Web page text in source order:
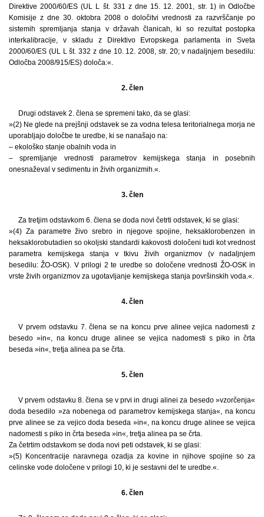
Direktive 2000/60/ES (UL L št. 331 z dne 15. 12. 2001, str. 1) in Odločbe
Komisije z dne 30. oktobra 2008 o določitvi vrednosti za razvrščanje po
sistemih spremljanja stanja v državah članicah, ki so rezultat postopka
interkalibracije, v skladu z Direktivo Evropskega parlamenta in Sveta
2000/60/ES (UL L št. 332 z dne 10. 12. 2008, str. 20; v nadaljnjem besedilu:
Odločba 2008/915/ES) določa:«.
2. člen
Drugi odstavek 2. člena se spremeni tako, da se glasi:
»(2) Ne glede na prejšnji odstavek se za vodna telesa teritorialnega morja ne
uporabljajo določbe te uredbe, ki se nanašajo na:
– ekološko stanje obalnih voda in
– spremljanje vrednosti parametrov kemijskega stanja in posebnih
onesnaževal v sedimentu in živih organizmih.«.
3. člen
Za tretjim odstavkom 6. člena se doda novi četrti odstavek, ki se glasi:
»(4) Za parametre živo srebro in njegove spojine, heksaklorobenzen in
heksaklorobutadien so okoljski standardi kakovosti določeni tudi kot vrednost
parametra kemijskega stanja v tkivu živih organizmov (v nadaljnjem
besedilu: ŽO-OSK). V prilogi 2 te uredbe so določene vrednosti ŽO-OSK in
vrste živih organizmov za ugotavljanje kemijskega stanja površinskih voda.«.
4. člen
V prvem odstavku 7. člena se na koncu prve alinee vejica nadomesti z
besedo »in«, na koncu druge alinee se vejica nadomesti s piko in črta
beseda »in«, tretja alinea pa se črta.
5. člen
V prvem odstavku 8. člena se v prvi in drugi alinei za besedo »vzorčenja«
doda besedilo »za nobenega od parametrov kemijskega stanja«, na koncu
prve alinee se za vejico doda beseda »in«, na koncu druge alinee se vejica
nadomesti s piko in črta beseda »in«, tretja alinea pa se črta.
Za četrtim odstavkom se doda novi peti odstavek, ki se glasi:
»(5) Koncentracije naravnega ozadja za kovine in njihove spojine so za
celinske vode določene v prilogi 10, ki je sestavni del te uredbe.«.
6. člen